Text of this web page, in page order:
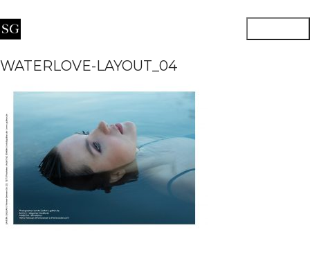
WATERLOVE-LAYOUT_04